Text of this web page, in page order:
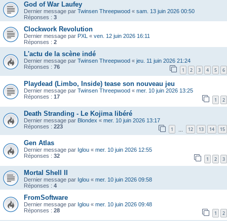
God of War Laufey
Dernier message par Twinsen Threepwood « sam. 13 juin 2026 00:50
Réponses : 3
Clockwork Revolution
Dernier message par PXL « ven. 12 juin 2026 16:11
Réponses : 2
L'actu de la scène indé
Dernier message par Twinsen Threepwood « jeu. 11 juin 2026 21:24
Réponses : 76 1 2 3 4 5 6
Playdead (Limbo, Inside) tease son nouveau jeu
Dernier message par Twinsen Threepwood « mer. 10 juin 2026 13:25
Réponses : 17 1 2
Death Stranding - Le Kojima libéré
Dernier message par Blondex « mer. 10 juin 2026 13:17
Réponses : 223 1 12 13 14 15
Gen Atlas
Dernier message par Iglou « mer. 10 juin 2026 12:55
Réponses : 32 1 2 3
Mortal Shell II
Dernier message par Iglou « mer. 10 juin 2026 09:58
Réponses : 4
FromSoftware
Dernier message par Iglou « mer. 10 juin 2026 09:48
Réponses : 28 1 2